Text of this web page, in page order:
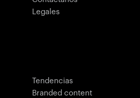
Legales
Tendencias
Branded content